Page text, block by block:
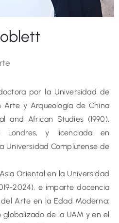
por la Universidad de
Arte y Arqueología de China
and African Studies (1990),
Londres, y licenciada en
Universidad Complutense de
Oriental en la Universidad
2024), e imparte docencia
Arte en la Edad Moderna:
de la UAM y en el